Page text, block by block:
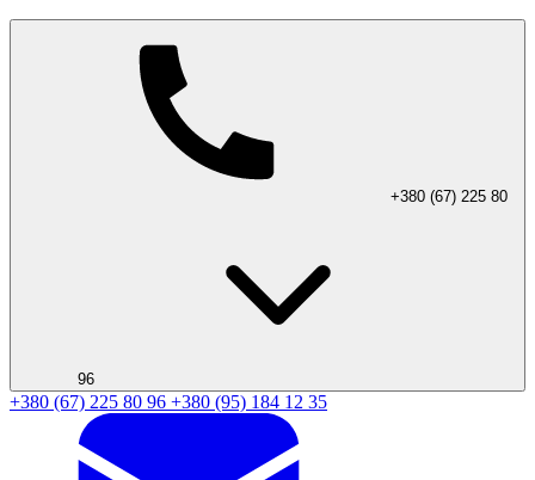
+380 (67) 225 80
96
+380 (67) 225 80 96 +380 (95) 184 12 35